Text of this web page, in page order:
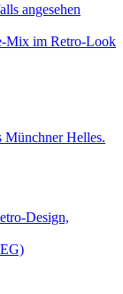
angesehen